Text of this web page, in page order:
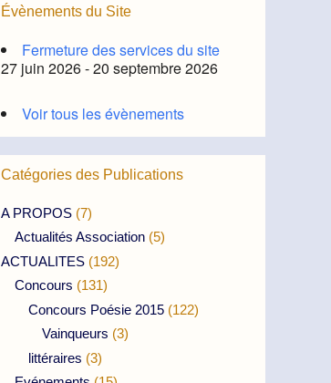
Évènements du Site
Fermeture des services du site
27 juin 2026 - 20 septembre 2026
Voir tous les évènements
Catégories des Publications
A PROPOS (7)
Actualités Association (5)
ACTUALITES (192)
Concours (131)
Concours Poésie 2015 (122)
Vainqueurs (3)
littéraires (3)